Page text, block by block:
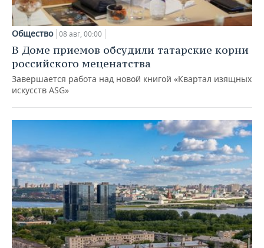
Общество 08 авг, 00:00
В Доме приемов обсудили татарские корни
российского меценатства
Завершается работа над новой книгой «Квартал изящных
искусств ASG»